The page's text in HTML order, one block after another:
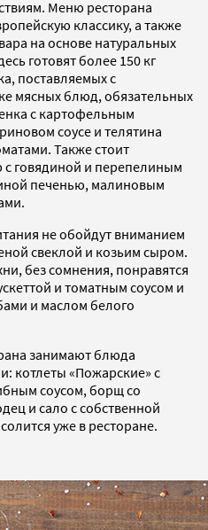
Меню ресторана
классику, а также
на основе натуральных
готовят более 150 кг
поставляемых с
мясных блюд, обязательных
с картофельным
соусе и телятина
Также стоит
с говядиной и перепелиным
печенью, малиновым
не обойдут вниманием
свеклой и козьим сыром.
без сомнения, понравятся
и томатным соусом и
и маслом белого
занимают блюда
котлеты «Пожарские» с
соусом, борщ со
и сало с собственной
уже в ресторане.